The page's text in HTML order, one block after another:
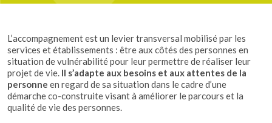
L’accompagnement est un levier transversal mobilisé par les
services et établissements : être aux côtés des personnes en
situation de vulnérabilité pour leur permettre de réaliser leur
projet de vie. Il s’adapte aux besoins et aux attentes de la
personne en regard de sa situation dans le cadre d’une
démarche co-construite visant à améliorer le parcours et la
qualité de vie des personnes.